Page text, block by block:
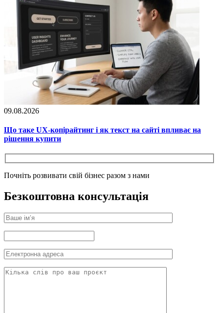
09.08.2026
Що таке UX-копірайтинг і як текст на сайті впливає на
рішення купити
Почніть розвивати свій бізнес разом з нами
Безкоштовна консультація